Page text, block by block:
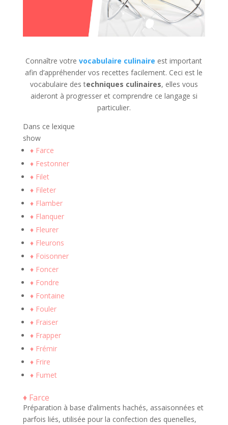
Connaître votrevocabulaire culinaire est important
afin d’appréhender vos recettes facilement. Ceci est le
vocabulaire des techniques culinaires, elles vous
aideront à progresser et comprendre ce langage si
particulier.
Dans ce lexique
show
♦ Farce
♦ Festonner
♦ Filet
♦ Fileter
♦ Flamber
♦ Flanquer
♦ Fleurer
♦ Fleurons
♦ Foisonner
♦ Foncer
♦ Fondre
♦ Fontaine
♦ Fouler
♦ Fraiser
♦ Frapper
♦ Frémir
♦ Frire
♦ Fumet
♦ Farce
Préparation à base d’aliments hachés, assaisonnées et
parfois liés, utilisée pour la confection des quenelles,